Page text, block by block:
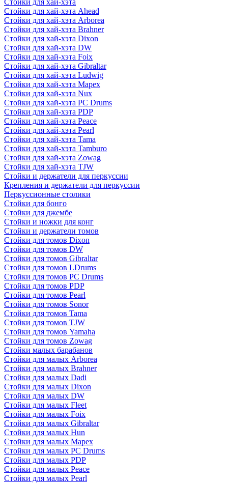
Стойки для хай-хэта
Стойки для хай-хэта Ahead
Стойки для хай-хэта Arborea
Стойки для хай-хэта Brahner
Стойки для хай-хэта Dixon
Стойки для хай-хэта DW
Стойки для хай-хэта Foix
Стойки для хай-хэта Gibraltar
Стойки для хай-хэта Ludwig
Стойки для хай-хэта Mapex
Стойки для хай-хэта Nux
Стойки для хай-хэта PC Drums
Стойки для хай-хэта PDP
Стойки для хай-хэта Peace
Стойки для хай-хэта Pearl
Стойки для хай-хэта Tama
Стойки для хай-хэта Tamburo
Стойки для хай-хэта Zowag
Стойки для хай-хэта TJW
Стойки и держатели для перкуссии
Крепления и держатели для перкуссии
Перкуссионные столики
Стойки для бонго
Стойки для джембе
Стойки и ножки для конг
Стойки и держатели томов
Стойки для томов Dixon
Стойки для томов DW
Стойки для томов Gibraltar
Стойки для томов LDrums
Стойки для томов PC Drums
Стойки для томов PDP
Стойки для томов Pearl
Стойки для томов Sonor
Стойки для томов Tama
Стойки для томов TJW
Стойки для томов Yamaha
Стойки для томов Zowag
Стойки малых барабанов
Стойки для малых Arborea
Стойки для малых Brahner
Стойки для малых Dadi
Стойки для малых Dixon
Стойки для малых DW
Стойки для малых Fleet
Стойки для малых Foix
Стойки для малых Gibraltar
Стойки для малых Hun
Стойки для малых Mapex
Стойки для малых PC Drums
Стойки для малых PDP
Стойки для малых Peace
Стойки для малых Pearl